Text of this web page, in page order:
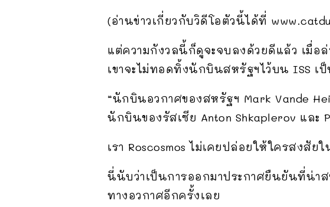
(อ่านข่าวเกี่ยวกับวิดีโอตัวนี้ได้ที่
แต่ความกังวลนี้ก็ดูจะจบลงด้วยดีแล้ว เมื่อ
เขาจะไม่ทอดทิ้งนักบินสหรัฐฯไว้บน ISS เ
“นักบินอวกาศของสหรัฐฯ Mark Vande
นักบินของรัสเซีย Anton Shkaplerov แล
เรา Roscosmos ไม่เคยปล่อยให้ใครสงสั
นี่นับว่าเป็นการออกมาประกาศยืนยันที่น่า
ทางอวกาศอีกครั้งเลย